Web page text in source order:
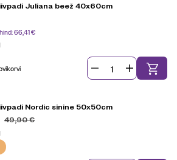
Juliana beež 40x60cm
66,41€
Nordic sinine 50x50cm
49,90€